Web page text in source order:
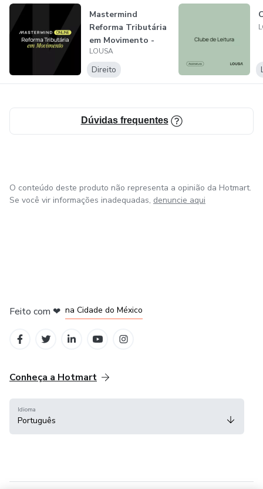
Mastermind
Reforma Tributária
em Movimento -
Online
LOUSA
Direito
Dúvidas frequentes
O conteúdo deste produto não representa a opinião da Hotmart.
Se você vir informações inadequadas, denuncie aqui
Feito com ❤ na Cidade do México
Conheça a Hotmart
Idioma
Português